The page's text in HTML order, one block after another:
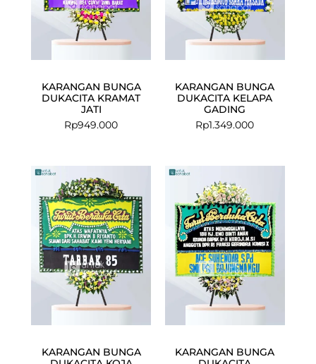
KARANGAN BUNGA
DUKACITA KRAMAT
JATI
Rp949.000
KARANGAN BUNGA
DUKACITA KELAPA
GADING
Rp1.349.000
KARANGAN BUNGA
KARANGAN BUNGA